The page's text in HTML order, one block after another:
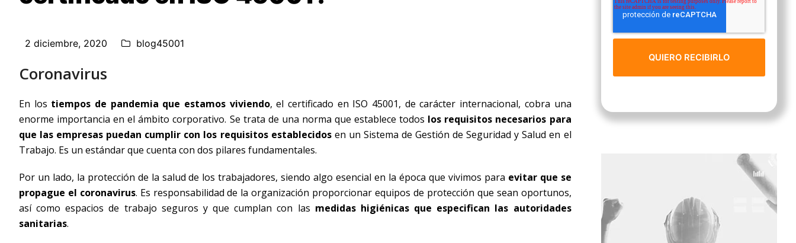
2 diciembre, 2020 blog45001
Coronavirus
En los tiempos de pandemia que estamos viviendo, el certificado en ISO 45001, de carácter internacional, cobra una
enorme importancia en el ámbito corporativo. Se trata de una norma que establece todos los requisitos necesarios para
que las empresas puedan cumplir con los requisitos establecidosen un Sistema de Gestión de Seguridad y Salud en el
Trabajo. Es un estándar que cuenta con dos pilares fundamentales.
Por un lado, la protección de la salud de los trabajadores, siendo algo esencial en la época que vivimos para evitar que se
propague el coronavirus. Es responsabilidad de la organización proporcionar equipos de protección que sean oportunos,
así como espacios de trabajo seguros y que cumplan con las medidas higiénicas que especifican las autoridades
sanitarias.